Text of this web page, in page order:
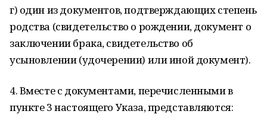
г) один из документов, подтверждающих степень
родства (свидетельство о рождении, документ о
заключении брака, свидетельство об
усыновлении (удочерении) или иной документ).
4. Вместе с документами, перечисленными в
пункте 3 настоящего Указа, представляются: